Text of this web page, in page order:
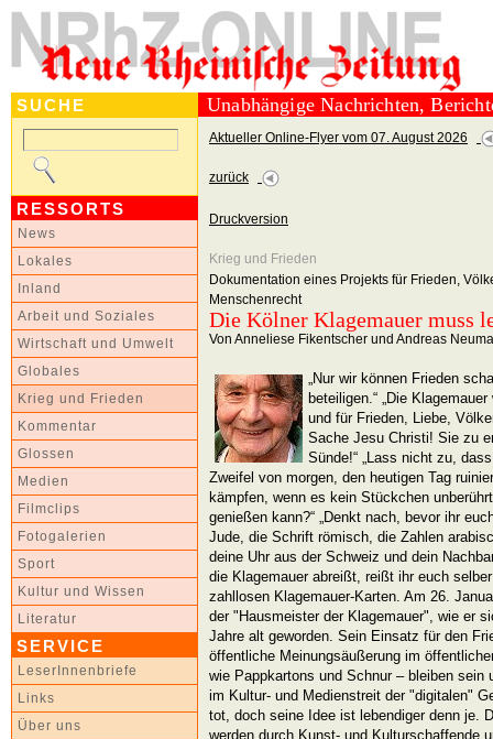
SUCHE
RESSORTS
News
Lokales
Inland
Arbeit und Soziales
Wirtschaft und Umwelt
Globales
Krieg und Frieden
Kommentar
Glossen
Medien
Filmclips
Fotogalerien
Sport
Kultur und Wissen
Literatur
SERVICE
LeserInnenbriefe
Links
Über uns
Unabhängige Nachrichten,
Aktueller Online-Flyer vom 07. August 2026
zurück
Druckversion
Krieg und Frieden
Dokumentation eines Projekts für Frieden,
Menschenrecht
Die Kölner Klagemauer muss
Von Anneliese Fikentscher und Andreas
„Nur wir können Frieden
beteiligen.“ „Die
und für Frieden, Liebe,
Sache Jesu Christi! Sie zu
Sünde!“ „Lass nicht zu,
Zweifel von morgen, den heutigen Tag
kämpfen, wenn es kein Stückchen
genießen kann?“ „Denkt nach, bevor ihr
Jude, die Schrift römisch, die Zahlen
deine Uhr aus der Schweiz und dein
die Klagemauer abreißt, reißt ihr euch
zahllosen Klagemauer-Karten. Am 26.
der "Hausmeister der Klagemauer", wie er
Jahre alt geworden. Sein Einsatz für den
öffentliche Meinungsäußerung im
wie Pappkartons und Schnur – bleiben sein
im Kultur- und Medienstreit der "digitalen"
tot, doch seine Idee ist lebendiger denn je.
werden durch Kunst- und Kulturschaffende